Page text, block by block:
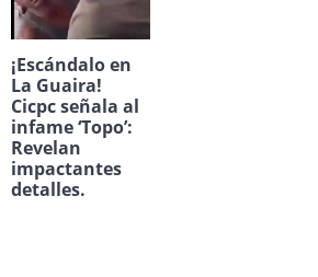
¡Escándalo en
La Guaira!
Cicpc señala al
infame ‘Topo’:
Revelan
impactantes
detalles.